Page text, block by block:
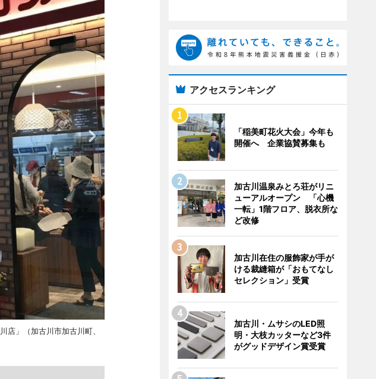
」（加古川市加古川町、
アクセスランキング
「稲美町花火大会」今年も
開催へ 企業協賛募集も
加古川温泉みとろ荘がリニ
ューアルオープン 「心機
一転」1階フロア、脱衣所な
ど改修
加古川在住の服飾家が手が
ける裁縫箱が「おもてなし
セレクション」受賞
加古川・ムサシのLED照
明・大枝カッターなど3件
がグッドデザイン賞受賞